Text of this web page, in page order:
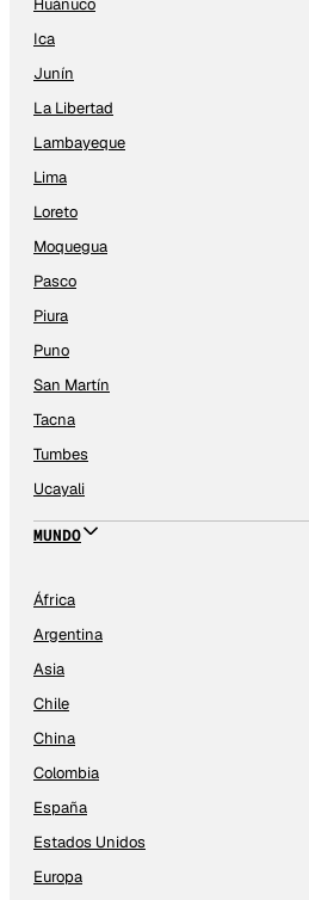
Ica
Junín
La Libertad
Lambayeque
Lima
Loreto
Moquegua
Pasco
Piura
Puno
San Martín
Tacna
Tumbes
Ucayali
MUNDO
África
Argentina
Asia
Chile
China
Colombia
España
Estados Unidos
Europa